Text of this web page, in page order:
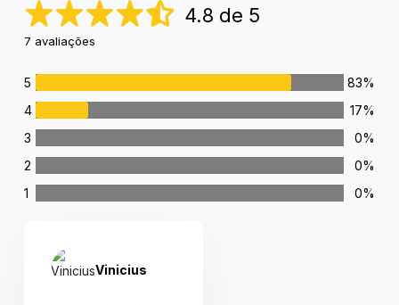
4.8 de 5
7 avaliações
5
83%
4
17%
3
0%
2
0%
1
0%
Vinicius